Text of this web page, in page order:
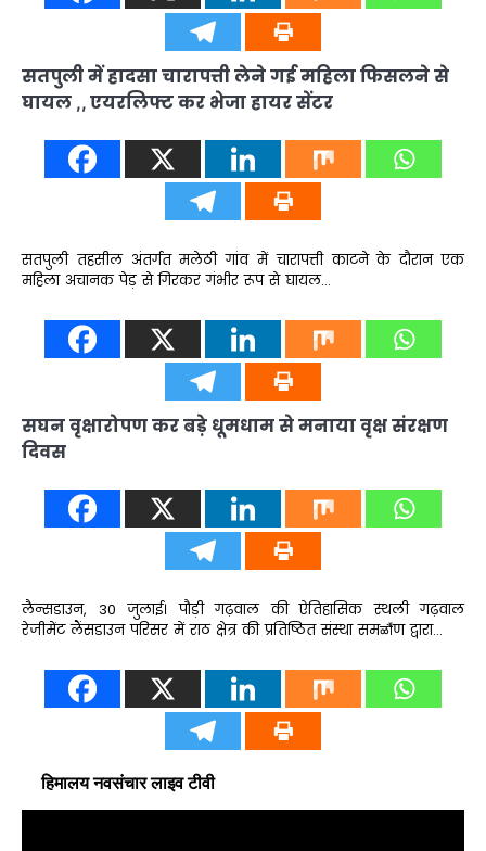
सतपुली में हादसा चारापत्ती लेने गई महिला फिसलने से
घायल ,, एयरलिफ्ट कर भेजा हायर सेंटर
सतपुली तहसील अंतर्गत मलेठी गांव में चारापत्ती काटने के दौरान एक
महिला अचानक पेड़ से गिरकर गंभीर रूप से घायल…
सघन वृक्षारोपण कर बड़े धूमधाम से मनाया वृक्ष संरक्षण
दिवस
लैन्सडाउन, 30 जुलाई। पौड़ी गढ़वाल की ऐतिहासिक स्थली गढ़वाल
रेजीमेंट लैंसडाउन परिसर में राठ क्षेत्र की प्रतिष्ठित संस्था समळौ॑ण द्वारा…
हिमालय नवसंचार लाइव टीवी